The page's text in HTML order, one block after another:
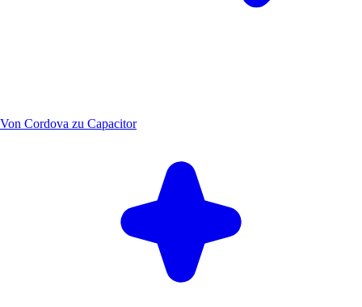
Von Cordova zu Capacitor